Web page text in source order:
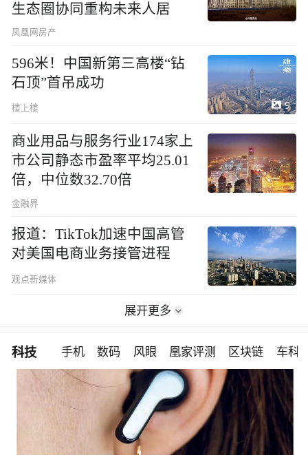
生态圈协同重构未来人居
凤凰网房产
596米！中国新第三高楼“钻
石顶”首吊成功
楼上楼 9
商业用品与服务行业174家上
市公司静态市盈率平均25.01
倍，中位数32.70倍
金融界
报道：TikTok加速中国高管
对美国电商业务接管进程
观点新媒体
展开更多
科技 手机 数码 风眼 凰家评测 区块链 车科